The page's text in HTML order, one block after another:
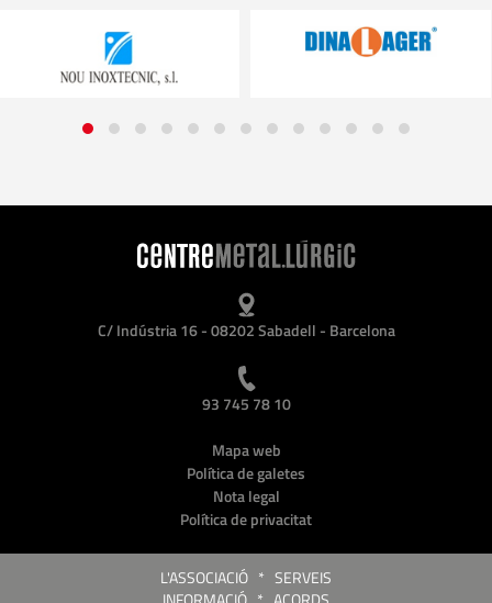
C/ Indústria 16 - 08202 Sabadell - Barcelona
93 745 78 10
Mapa web
Política de galetes
Nota legal
Política de privacitat
L'ASSOCIACIÓ * SERVEIS